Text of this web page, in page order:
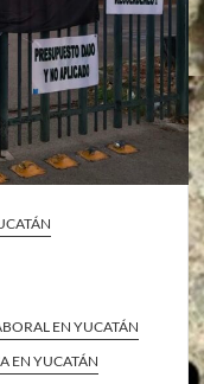
EN YUCATÁN
EN YUCATÁN